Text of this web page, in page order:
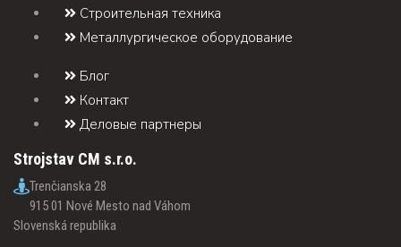
Строительная техника
Металлургическое оборудование
Блог
Контакт
Деловые партнеры
Strojstav CM s.r.o.
Trenčianska 28
915 01 Nové Mesto nad Váhom
Slovenská republika